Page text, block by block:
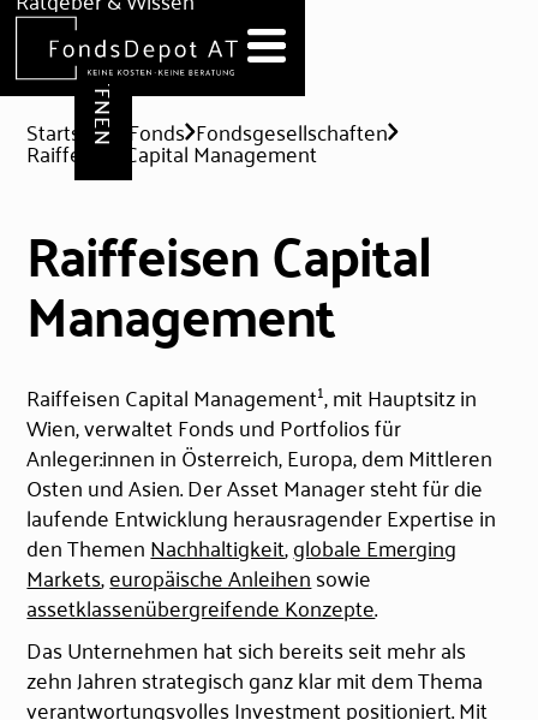
Hilfe & Formulare
DEPOT ERÖFFNEN
Startseite Fonds Fondsgesellschaften
Raiffeisen Capital Management
Raiffeisen Capital
Management
Raiffeisen Capital Management1, mit Hauptsitz in
Wien, verwaltet Fonds und Portfolios für
Anleger:innen in Österreich, Europa, dem Mittleren
Osten und Asien. Der Asset Manager steht für die
laufende Entwicklung herausragender Expertise in
den ThemenNachhaltigkeit,globale Emerging
Markets,europäische Anleihensowie
assetklassenübergreifende Konzepte.
Das Unternehmen hat sich bereits seit mehr als
zehn Jahren strategisch ganz klar mit dem Thema
verantwortungsvolles Investment positioniert. Mit